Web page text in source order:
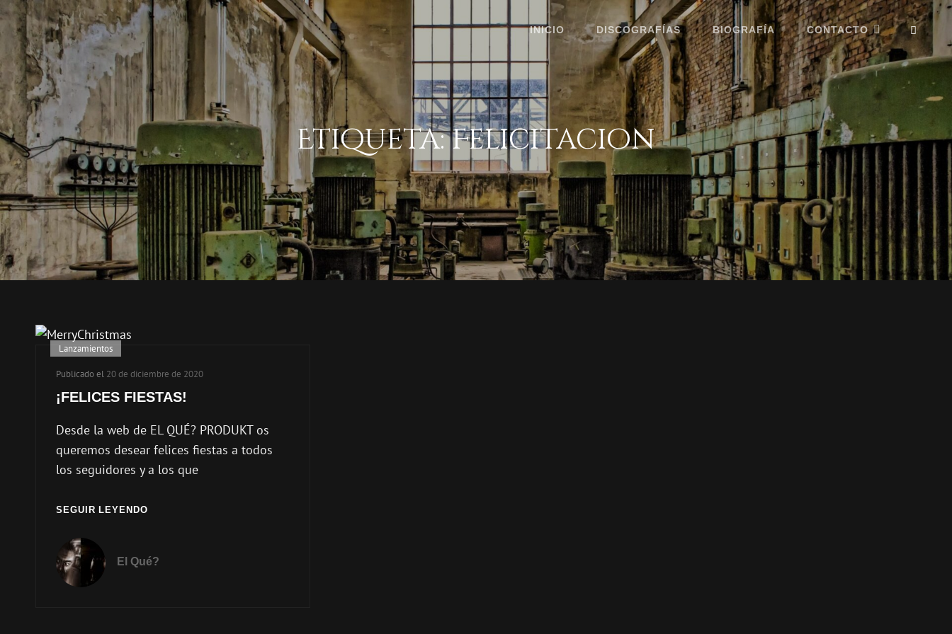
EL QUÉ? PRODUKT
INICIO DISCOGRAFÍAS BIOGRAFÍA CONTACTO
Etiqueta:Felicitacion
Enlaces
Lanzamientos
Publicado el 20 de diciembre de 2020
¡FELICES FIESTAS!
Desde la web de EL QUÉ? PRODUKT os
queremos desear felices fiestas a todos
los seguidores y a los que
SEGUIR LEYENDO¡FELICES
El Qué?